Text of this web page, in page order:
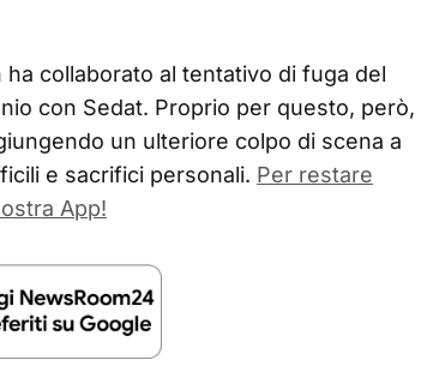
collaborato al tentativo di fuga del
con Sedat. Proprio per questo, però,
un ulteriore colpo di scena a
e sacrifici personali. Per restare
App!